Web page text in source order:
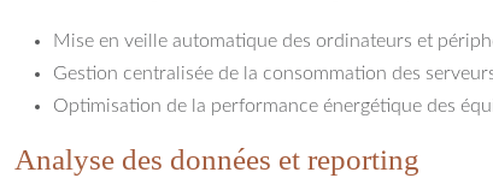
Mise en veille automatique des ordinateurs et
Gestion centralisée de la consommation des
Optimisation de la performance énergétique des
Analyse des données et reporting